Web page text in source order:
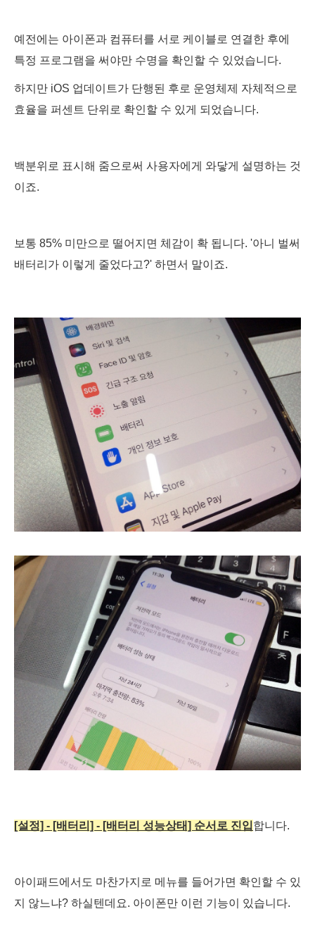
예전에는 아이폰과 컴퓨터를 서로 케이블로 연결한 후에
특정 프로그램을 써야만 수명을 확인할 수 있었습니다.
하지만 iOS 업데이트가 단행된 후로 운영체제 자체적으로
효율을 퍼센트 단위로 확인할 수 있게 되었습니다.
백분위로 표시해 줌으로써 사용자에게 와닿게 설명하는 것
이죠.
보통 85% 미만으로 떨어지면 체감이 확 됩니다. '아니 벌써
배터리가 이렇게 줄었다고?' 하면서 말이죠.
[설정] - [배터리] - [배터리 성능상태] 순서로 진입합니다.
아이패드에서도 마찬가지로 메뉴를 들어가면 확인할 수 있
지 않느냐? 하실텐데요. 아이폰만 이런 기능이 있습니다.